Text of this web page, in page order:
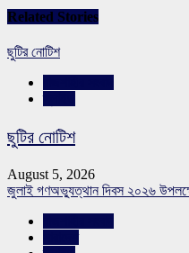
Related Stories
ছুটির নোটিশ
ছুটির নোটিশ
August 5, 2026
জুলাই গণঅভ্যুত্থান দিবস ২০২৬